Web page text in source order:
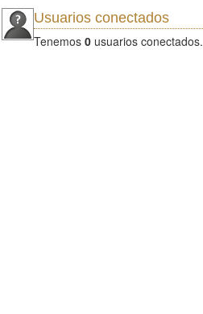
Usuarios conectados
Tenemos 0 usuarios conectados.